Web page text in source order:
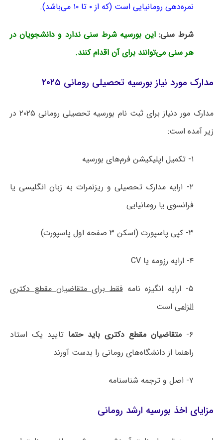
نمره‌دهی رومانیایی است (که از ۰ تا ۱۰ می‌باشد).
شرط سنی:این بورسیه شرط سنی ندارد و دانشجویان در
هر سنی می‌توانند برای آن اقدام کنند.
مدارک مورد نیاز بورسیه تحصیلی رومانی ۲۰۲۵
مدارک مور دنیاز برای ثبت نام بورسیه تحصیلی رومانی ۲۰۲۵ در
زیر آمده است:
۱- تکمیل اپلیکیشن فرم‌های بورسیه
۲- ارایه مدارک تحصیلی و ریزنمرات به زبان انگلیسی یا
فرانسوی یا رومانیایی
۳- کپی پاسپورت (اسکن ۳ صفحه اول پاسپورت)
۴- ارایه رزومه یا CV
۵- ارایه انگیزه نامه
فقط برای متقاضیان مقطع دکتری
الزامی است
۶- متقاضیان مقطع دکتری باید حتما تایید یک استاد
راهنما از دانشگاه‌های رومانی را بدست آورند
۷- اصل و ترجمه شناسنامه
مزایای اخذ بورسیه ارشد رومانی